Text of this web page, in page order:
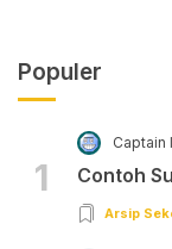
Populer
1
Captain
Contoh
Arsip